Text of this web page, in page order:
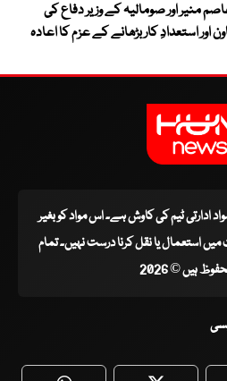
منیر اور صومالیہ کے وزیر دفاع کی
اور استعدادِ کار بڑھانے کے عزم کا اعادہ
ادارتی ٹیم کی کاوش ہے۔ اس مواد کو بغیر
استعمال یا نقل کرنا درست نہیں۔ تمام
ہیں © 2026